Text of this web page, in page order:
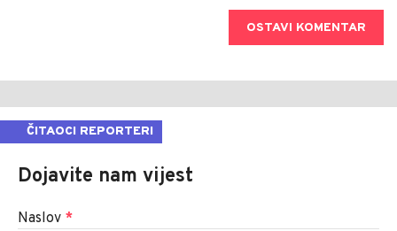
OSTAVI KOMENTAR
ČITAOCI REPORTERI
Dojavite nam vijest
Naslov *